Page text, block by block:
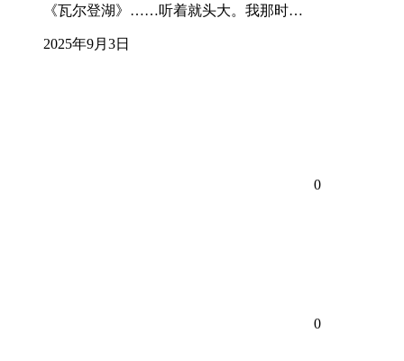
《瓦尔登湖》……听着就头大。我那时…
2025年9月3日
0
0